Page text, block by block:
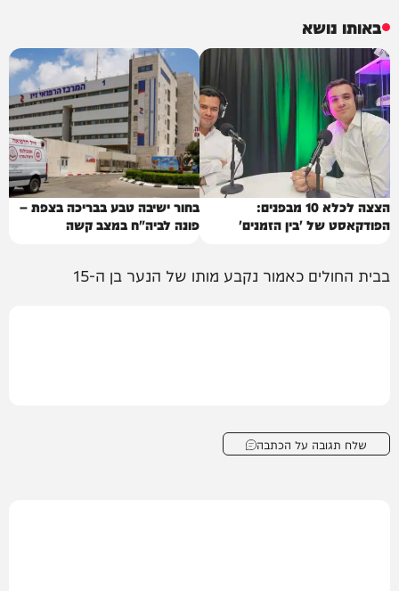
באותו נושא
הצצה לכלא 10 מבפנים:
הפודקאסט של 'בין הזמנים'
בחור ישיבה טבע בבריכה בצפת –
פונה לביה"ח במצב קשה
בבית החולים כאמור נקבע מותו של הנער בן ה-15
שלח תגובה על הכתבה